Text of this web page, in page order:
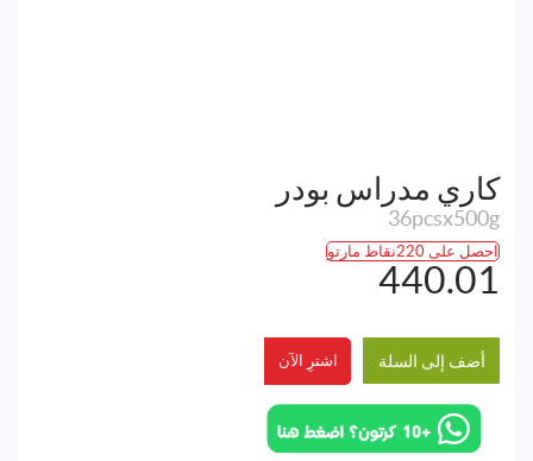
كاري مدراس بودر
36pcsx500g
احصل على 220نقاط مارتو
440.01
أضف إلى السلة اشترِ الآن